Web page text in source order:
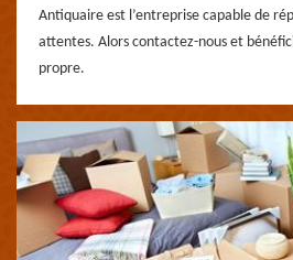
Antiquaire est l’entreprise capable de
attentes. Alors contactez-nous et
propre.